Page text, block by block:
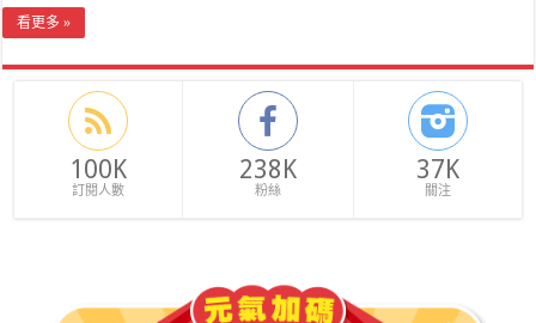
看更多 »
100K
訂閱人數
238K
粉絲
37K
關注